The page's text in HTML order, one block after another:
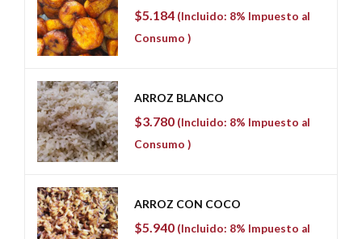
$5.184 (Incluido: 8% Impuesto al
Consumo )
ARROZ BLANCO
$3.780 (Incluido: 8% Impuesto al
Consumo )
ARROZ CON COCO
$5.940 (Incluido: 8% Impuesto al